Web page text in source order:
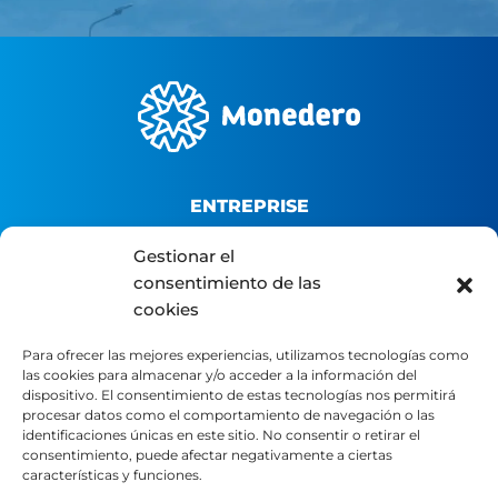
Gestionar el
consentimiento de las
cookies
Para ofrecer las mejores experiencias, utilizamos tecnologías como
las cookies para almacenar y/o acceder a la información del
dispositivo. El consentimiento de estas tecnologías nos permitirá
procesar datos como el comportamiento de navegación o las
identificaciones únicas en este sitio. No consentir o retirar el
consentimiento, puede afectar negativamente a ciertas
características y funciones.
ENTREPRISE
Qui sommes-nous ?
Plateforme B2B
Contact
LÉGAL